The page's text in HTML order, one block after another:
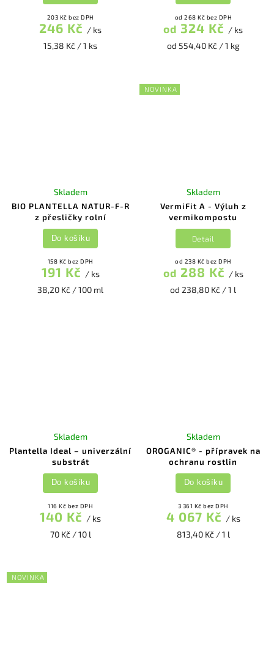
203 Kč bez DPH
246 Kč / ks
15,38 Kč / 1 ks
od 268 Kč bez DPH
od 324 Kč / ks
od 554,40 Kč / 1 kg
BIO PLANTELLA NATUR-F-R
z přesličky rolní
Skladem
158 Kč bez DPH
191 Kč / ks
38,20 Kč / 100 ml
Do košíku
NOVINKA
VermiFit A - Výluh z
vermikompostu
Skladem
od 238 Kč bez DPH
od 288 Kč / ks
od 238,80 Kč / 1 l
Detail
Plantella Ideal – univerzální
substrát
Skladem
116 Kč bez DPH
140 Kč / ks
70 Kč / 10 l
Do košíku
OROGANIC® - přípravek na
ochranu rostlin
Skladem
3 361 Kč bez DPH
4 067 Kč / ks
813,40 Kč / 1 l
Do košíku
NOVINKA